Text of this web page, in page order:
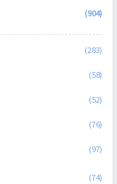
(904)
(283)
(58)
(52)
(76)
(97)
(74)